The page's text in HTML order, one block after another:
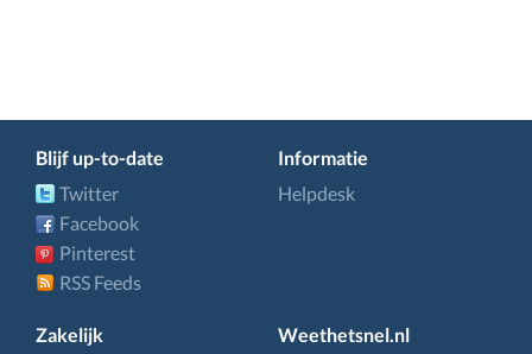
Blijf up-to-date
Twitter
Facebook
Pinterest
RSS Feeds
Informatie
Helpdesk
Zakelijk Weethetsnel.nl